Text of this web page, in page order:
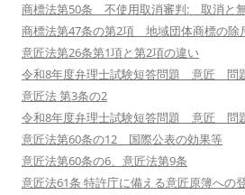
商標法第50条 不使用取消審判: 取消と
商標法第47条の第2項 地域団体商標の除
意匠法第26条第1項と第2項の違い
令和8年度弁理士試験短答問題 意匠 問
意匠法 第3条の2
令和8年度弁理士試験短答問題 意匠 問
意匠法第60条の12 国際公表の効果等
意匠法第60条の6、意匠法第9条
意匠法61条 特許庁に備える意匠原簿への